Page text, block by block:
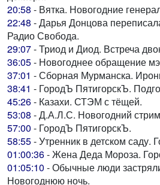
20:58 - Вятка. Новогодние
22:48 - Дарья Донцова
Радио Свобода.
29:07- Триод и Диод. Встреча
36:05- Новогоднее обращение
37:01 - Сборная Мурманска.
38:41 - ГородЪ ПятигорскЪ.
45:26- Казахи. СТЭМ с тёщей.
53:08 - Д.А.Л.С. Новогодний
57:00 - ГородЪ ПятигорскЪ.
58:55- Утренник в детском саду.
01:00:36- Жена Деда Мороза.
01:05:10 - Обычные люди
Новогоднюю ночь.